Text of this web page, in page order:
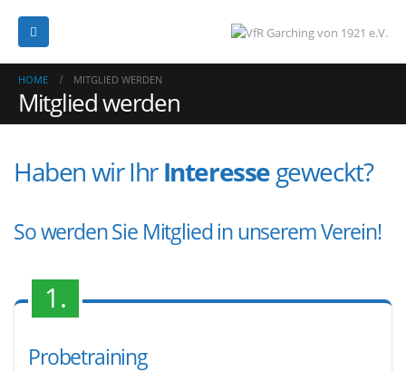
HOME MITGLIED WERDEN
Mitglied werden
Haben wir IhrInteressegeweckt?
So werden Sie Mitglied in unserem Verein!
1.
Probetraining